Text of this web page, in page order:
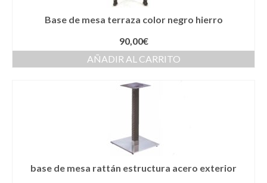
Base de mesa terraza color negro hierro
90,00€
AÑADIR AL CARRITO
base de mesa rattán estructura acero exterior